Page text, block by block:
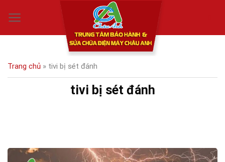
Trang chủ » tivi bị sét đánh
tivi bị sét đánh